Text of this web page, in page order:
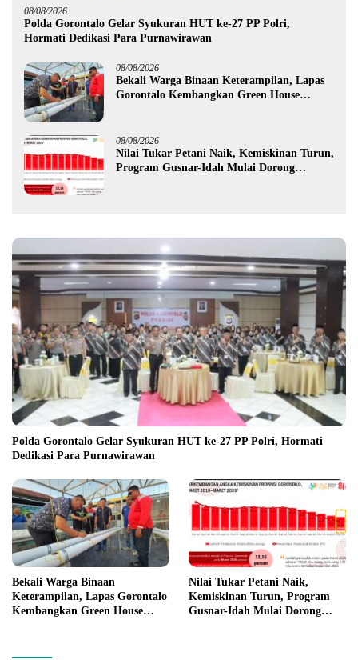
08/08/2026
Polda Gorontalo Gelar Syukuran HUT ke-27 PP Polri,
Hormati Dedikasi Para Purnawirawan
08/08/2026
Bekali Warga Binaan Keterampilan, Lapas
Gorontalo Kembangkan Green House
08/08/2026
Nilai Tukar Petani Naik, Kemiskinan Turun,
Program Gusnar-Idah Mulai Dorong
Polda Gorontalo Gelar Syukuran HUT ke-27 PP Polri, Hormati
Dedikasi Para Purnawirawan
Bekali Warga Binaan
Keterampilan, Lapas Gorontalo
Kembangkan Green House
Nilai Tukar Petani Naik,
Kemiskinan Turun, Program
Gusnar-Idah Mulai Dorong